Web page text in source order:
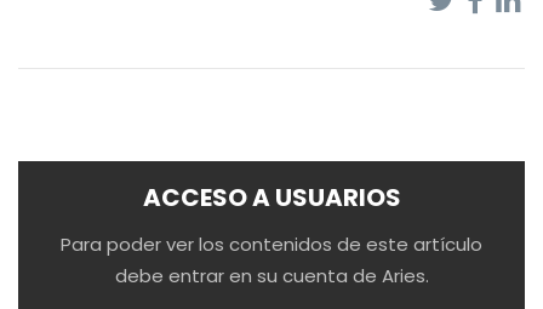
ACCESO A USUARIOS
Para poder ver los contenidos de este artículo
debe entrar en su cuenta de Aries.